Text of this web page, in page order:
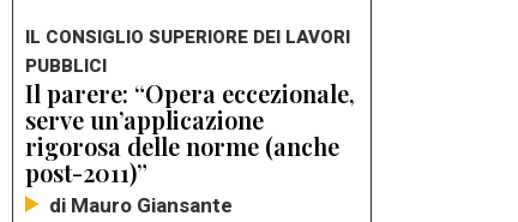
IL CONSIGLIO SUPERIORE DEI LAVORI
PUBBLICI
Il parere: “Opera eccezionale,
serve un’applicazione
rigorosa delle norme (anche
post-2011)”
di Mauro Giansante